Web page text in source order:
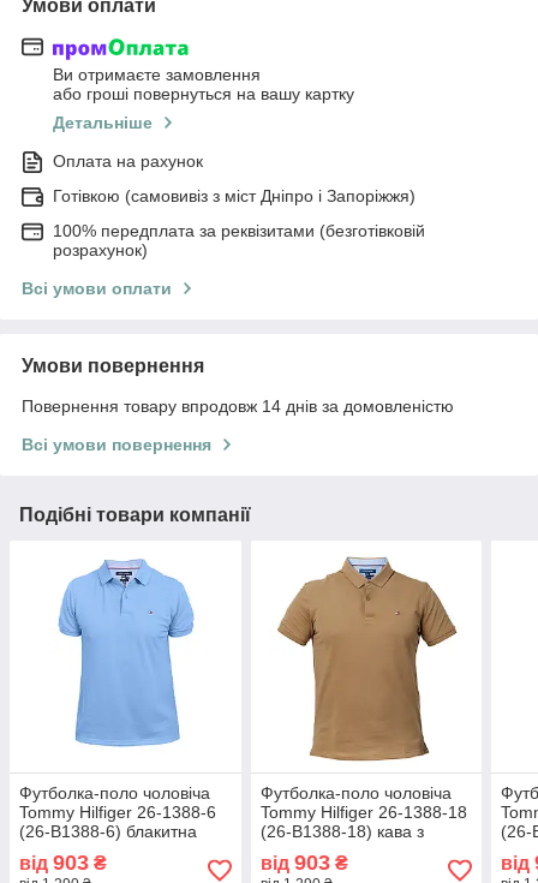
Умови оплати
Ви отримаєте замовлення
або гроші повернуться на вашу картку
Детальніше
Оплата на рахунок
Готівкою (самовивіз з міст Дніпро і Запоріжжя)
100% передплата за реквізитами (безготівковій
розрахунок)
Всі умови оплати
Умови повернення
Повернення товару впродовж 14 днів за домовленістю
Всі умови повернення
Подібні товари компанії
Футболка-поло чоловіча
Tommy Hilfiger 26-1388-6
(26-B1388-6) блакитна
від 903 ₴
Футболка-поло чоловіча
Tommy Hilfiger 26-1388-18
(26-B1388-18) кава з
від 903₴
(26-
від